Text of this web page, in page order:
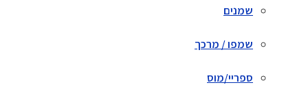
שמנים
שמפו / מרכך
ספריי/מוס